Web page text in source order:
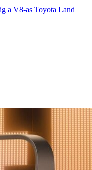
a V8-as Toyota Land